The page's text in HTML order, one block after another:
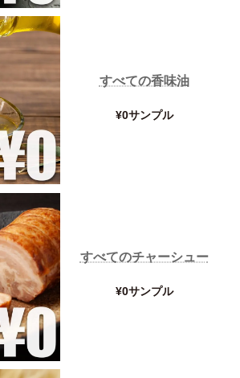
すべての香味油
¥0サンプル
すべてのチャーシュー
¥0サンプル